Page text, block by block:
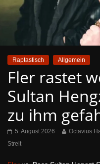
Raptastisch Allgemein
Fler rastet
Sultan
zu ihm
5. August 2026 Octavius
Streit